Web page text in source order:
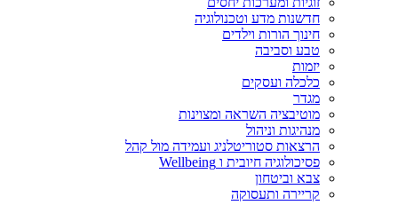
חדשנות מדע וטכנולוגיה
חינוך הורות וילדים
טבע וסביבה
יזמות
כלכלה ועסקים
מגדר
מוטיבציה השראה ומצוינות
מנהיגות וניהול
הרצאות סטוריטלניג ועמידה מול קהל
פסיכולוגיה חיובית ו Wellbeing
צבא וביטחון
קריירה ותעסוקה